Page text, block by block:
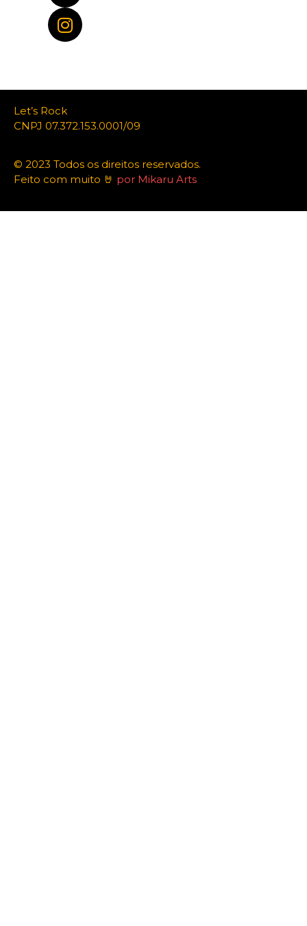
Let’s Rock
CNPJ 07.372.153.0001/09
© 2023 Todos os direitos reservados.
Feito com muito 🤘 por Mikaru Arts